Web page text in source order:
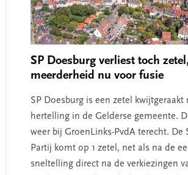
SP Doesburg verliest toch zetel,
meerderheid nu voor fusie
SP Doesburg is een zetel kwijtgeraakt
hertelling in de Gelderse gemeente.
weer bij GroenLinks-PvdA terecht. De
Partij komt op 1 zetel, net als na de
sneltelling direct na de verkiezingen